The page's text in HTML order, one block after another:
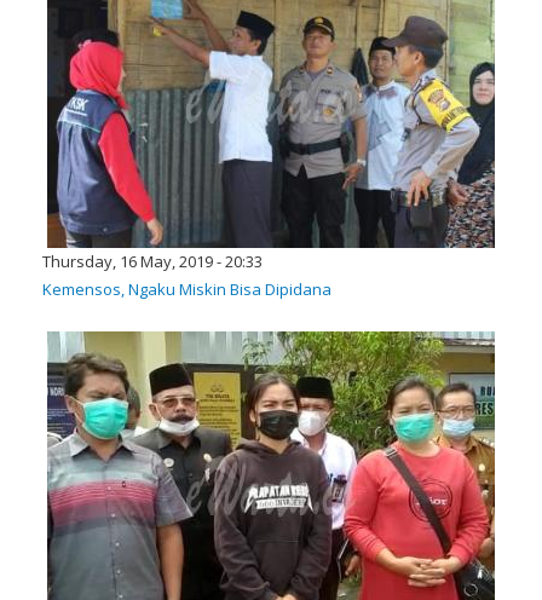
Thursday, 16 May, 2019 - 20:33
Kemensos, Ngaku Miskin Bisa Dipidana